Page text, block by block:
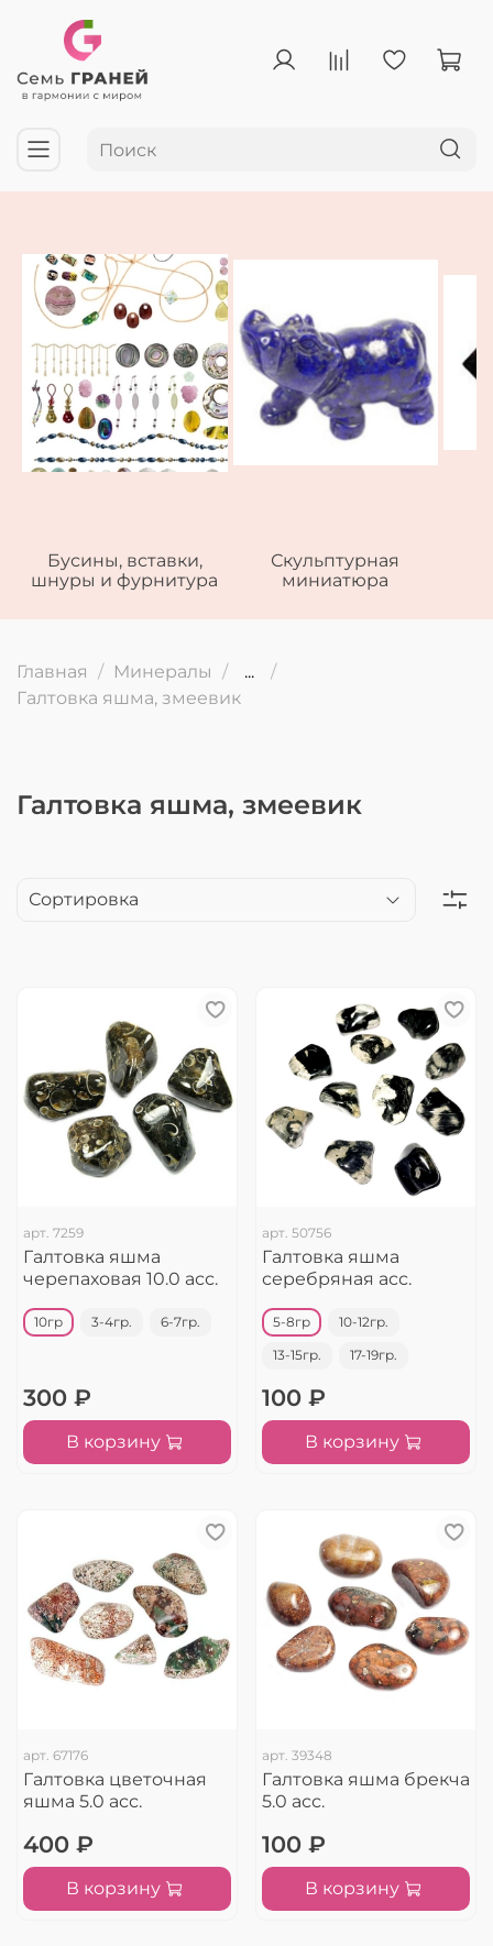
Бусины, вставки,
шнуры и фурнитура
Скульптурная
миниатюра
Главная Минералы
...
Галтовка яшма, змеевик
Галтовка яшма, змеевик
арт. 7259
Галтовка яшма
черепаховая 10.0 асс.
10гр 3-4гр. 6-7гр.
300 ₽
В корзину
арт. 50756
Галтовка яшма
серебряная асс.
5-8гр 10-12гр.
13-15гр. 17-19гр.
100 ₽
В корзину
арт. 67176
Галтовка цветочная
яшма 5.0 асс.
400 ₽
В корзину
арт. 39348
Галтовка яшма брекча
5.0 асс.
100 ₽
В корзину